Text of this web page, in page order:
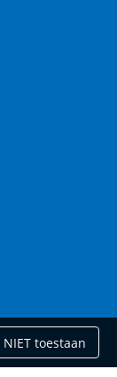
NIET toestaan